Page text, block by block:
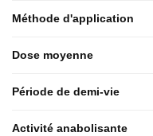
Méthode d'application
Dose moyenne
Période de demi-vie
Activité anabolisante